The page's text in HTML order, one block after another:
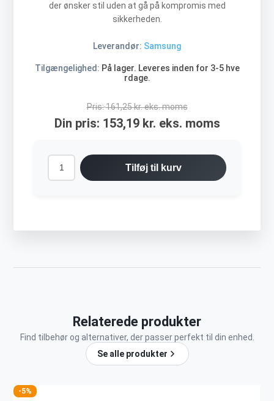
der ønsker stil uden at gå på kompromis med
sikkerheden.
Leverandør: Samsung
Tilgængelighed: På lager. Leveres inden for 3-5 hve
rdage.
Pris:161,25 kr. eks. moms
Din pris: 153,19 kr. eks. moms
Tilføj til kurv
Relaterede produkter
Find tilbehør og alternativer, der passer perfekt til din enhed.
Se alle produkter
-5%